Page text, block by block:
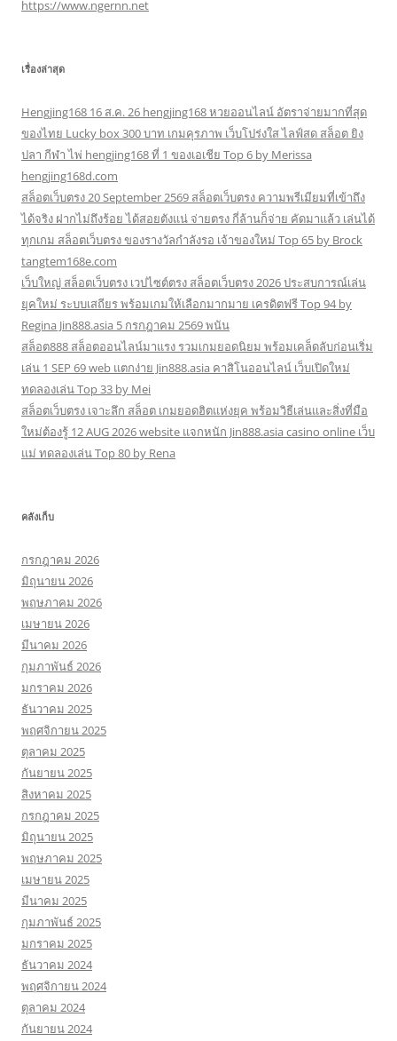
https://www.ngernn.net
เรื่องล่าสุด
Hengjing168 16 ส.ค. 26 hengjing168 หวยออนไลน์ อัตราจ่ายมากที่สุด
ของไทย Lucky box 300 บาท เกมคุรภาพ เว็บโปร่งใส ไลฟ์สด สล็อต ยิง
ปลา กีฬา ไพ่ hengjing168 ที่ 1 ของเอเชีย Top 6 by Merissa
hengjing168d.com
สล็อตเว็บตรง 20 September 2569 สล็อตเว็บตรง ความพรีเมียมที่เข้าถึง
ได้จริง ฝากไม่ถึงร้อย ได้สอยตังแน่ จ่ายตรง กี่ล้านก็จ่าย คัดมาแล้ว เล่นได้
ทุกเกม สล็อตเว็บตรง ของรางวัลกำลังรอ เจ้าของใหม่ Top 65 by Brock
tangtem168e.com
เว็บใหญ่ สล็อตเว็บตรง เวปไซต์ตรง สล็อตเว็บตรง 2026 ประสบการณ์เล่น
ยุคใหม่ ระบบเสถียร พร้อมเกมให้เลือกมากมาย เครดิตฟรี Top 94 by
Regina Jin888.asia 5 กรกฎาคม 2569 พนัน
สล็อต888 สล็อตออนไลน์มาแรง รวมเกมยอดนิยม พร้อมเคล็ดลับก่อนเริ่ม
เล่น 1 SEP 69 web แตกง่าย Jin888.asia คาสิโนออนไลน์ เว็บเปิดใหม่
ทดลองเล่น Top 33 by Mei
สล็อตเว็บตรง เจาะลึก สล็อต เกมยอดฮิตแห่งยุค พร้อมวิธีเล่นและสิ่งที่มือ
ใหม่ต้องรู้ 12 AUG 2026 website แจกหนัก Jin888.asia casino online เว็บ
แม่ ทดลองเล่น Top 80 by Rena
คลังเก็บ
กรกฎาคม 2026
มิถุนายน 2026
พฤษภาคม 2026
เมษายน 2026
มีนาคม 2026
กุมภาพันธ์ 2026
มกราคม 2026
ธันวาคม 2025
พฤศจิกายน 2025
ตุลาคม 2025
กันยายน 2025
สิงหาคม 2025
กรกฎาคม 2025
มิถุนายน 2025
พฤษภาคม 2025
เมษายน 2025
มีนาคม 2025
กุมภาพันธ์ 2025
มกราคม 2025
ธันวาคม 2024
พฤศจิกายน 2024
ตุลาคม 2024
กันยายน 2024